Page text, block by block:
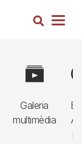
Cerca
Galeria
multimèdia
Image